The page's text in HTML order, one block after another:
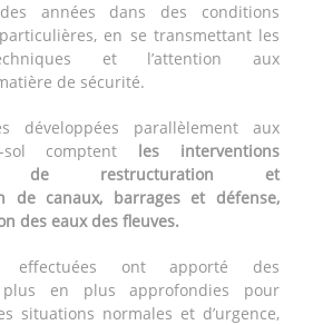
années dans des conditions
en se transmettant les
et l’attention aux
de sécurité.
développées parallèlement aux
comptent les interventions
de restructuration et
de canaux, barrages et défense,
des eaux des fleuves.
effectuées ont apporté des
plus en plus approfondies pour
situations normales et d’urgence,